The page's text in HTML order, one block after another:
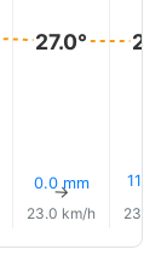
27.0°
0.0 mm
↑
23.0 km/h
11%
23.0